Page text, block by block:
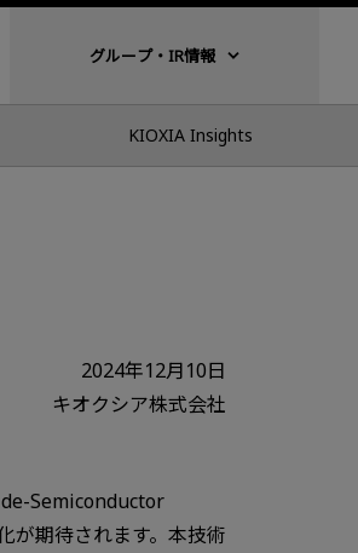
グループ・IR情報
KIOXIA Insights
2024年12月10日
キオクシア株式会社
Semiconductor
が期待されます。本技術